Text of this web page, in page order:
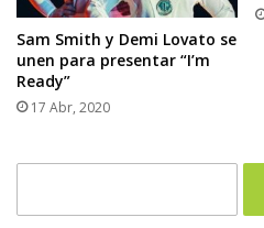
Sam Smith y Demi Lovato se
unen para presentar “I’m
Ready”
17 Abr, 2020